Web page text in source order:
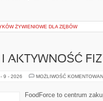
ŻYWIENIOWE DLA ZĘBÓW
I AKTYWNOŚĆ
9 - 2026 MOŻLIWOŚĆ
FoodForce to centrum